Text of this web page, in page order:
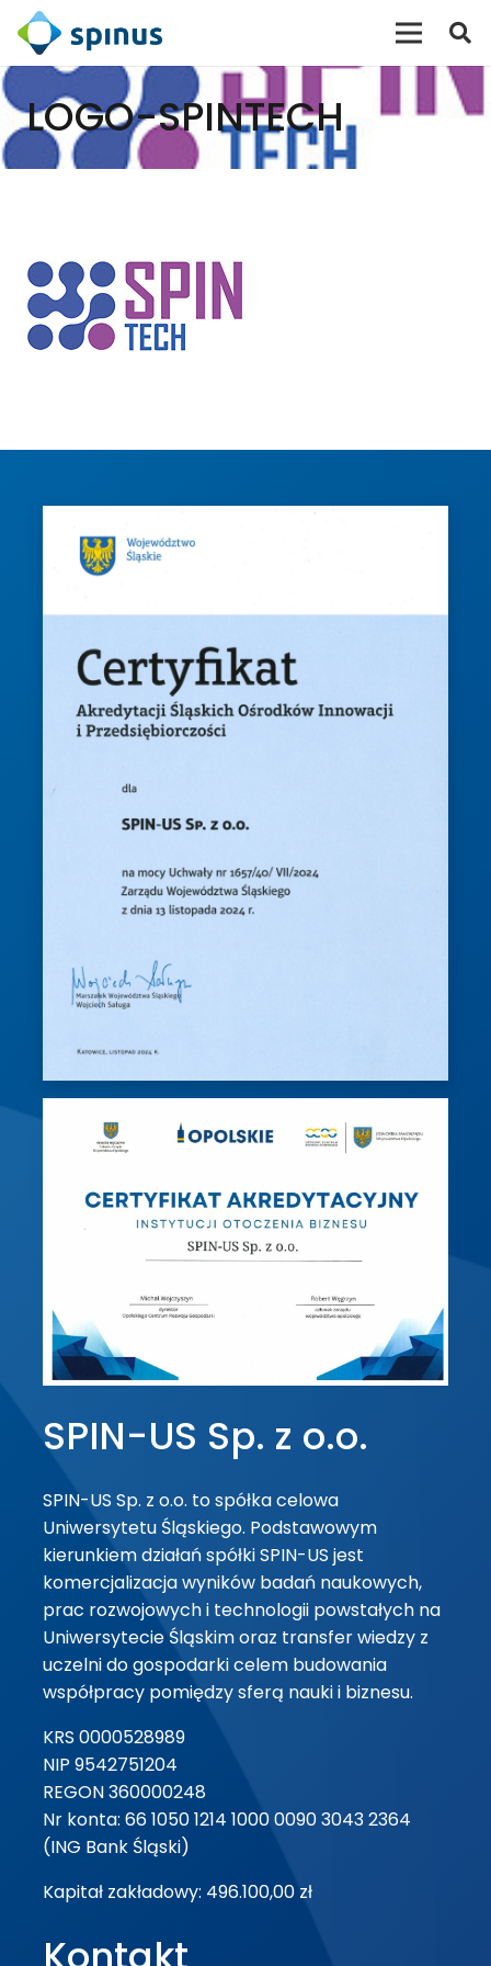
LOGO-SPINTECH
SPIN-US Sp. z o.o.
SPIN-US Sp. z o.o. to spółka celowa
Uniwersytetu Śląskiego. Podstawowym
kierunkiem działań spółki SPIN-US jest
komercjalizacja wyników badań naukowych,
prac rozwojowych i technologii powstałych na
Uniwersytecie Śląskim oraz transfer wiedzy z
uczelni do gospodarki celem budowania
współpracy pomiędzy sferą nauki i biznesu.
KRS 0000528989
NIP 9542751204
REGON 360000248
Nr konta: 66 1050 1214 1000 0090 3043 2364
(ING Bank Śląski)
Kapitał zakładowy: 496.100,00 zł